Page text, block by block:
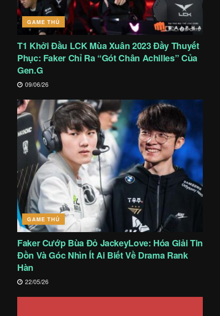
GAME THỦ
T1 Khởi Đầu LCK Mùa Xuân 2023 Đầy Thuyết
Phục: Faker Chỉ Ra “Gót Chân Achilles” Của
Gen.G
09/06/26
GAME THỦ
Faker Cướp Bùa Đỏ JackeyLove: Hóa Giải Tin
Đồn Và Góc Nhìn Ít Ai Biết Về Drama Rank
Hàn
22/05/26